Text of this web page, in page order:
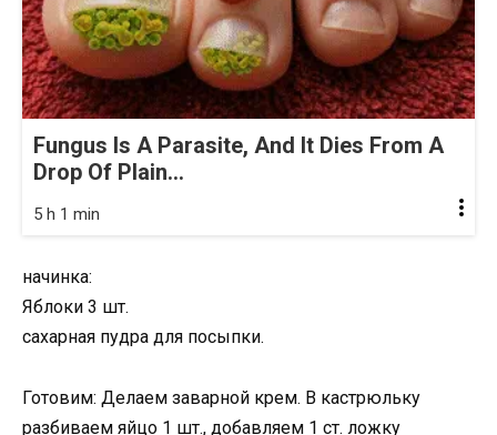
Fungus Is A Parasite, And It Dies From A
Drop Of Plain...
5 h 1 min
начинка:
Яблоки 3 шт.
сахарная пудра для посыпки.
Готовим: Делаем заварной крем. В кастрюльку
разбиваем яйцо 1 шт., добавляем 1 ст. ложку